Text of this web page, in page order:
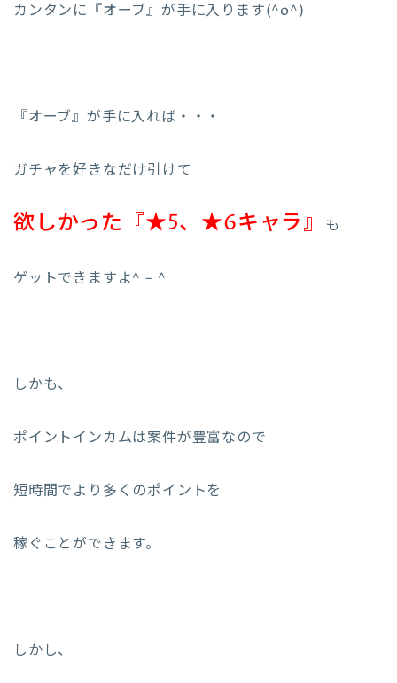
カンタンに『オーブ』が手に入ります(^o^)
『オーブ』が手に入れば・・・
ガチャを好きなだけ引けて
欲しかった『★5、★6キャラ』 も
ゲットできますよ^ – ^
しかも、
ポイントインカムは案件が豊富なので
短時間でより多くのポイントを
稼ぐことができます。
しかし、